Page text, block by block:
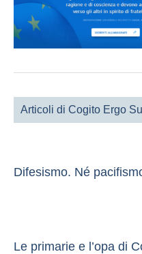
Articoli di Cogito Ergo
Difesismo. Né
Le primarie e l’opa di